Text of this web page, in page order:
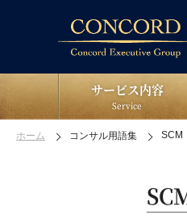
サービス内容
Service
ホーム コンサル用語集 SCM